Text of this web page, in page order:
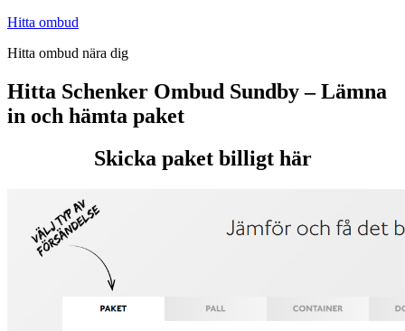
Hoppa
innehåll
Hitta ombud
Hitta ombud nära dig
Hitta Schenker Ombud Sundby – Lämna
in och hämta paket
Skicka paket billigt här